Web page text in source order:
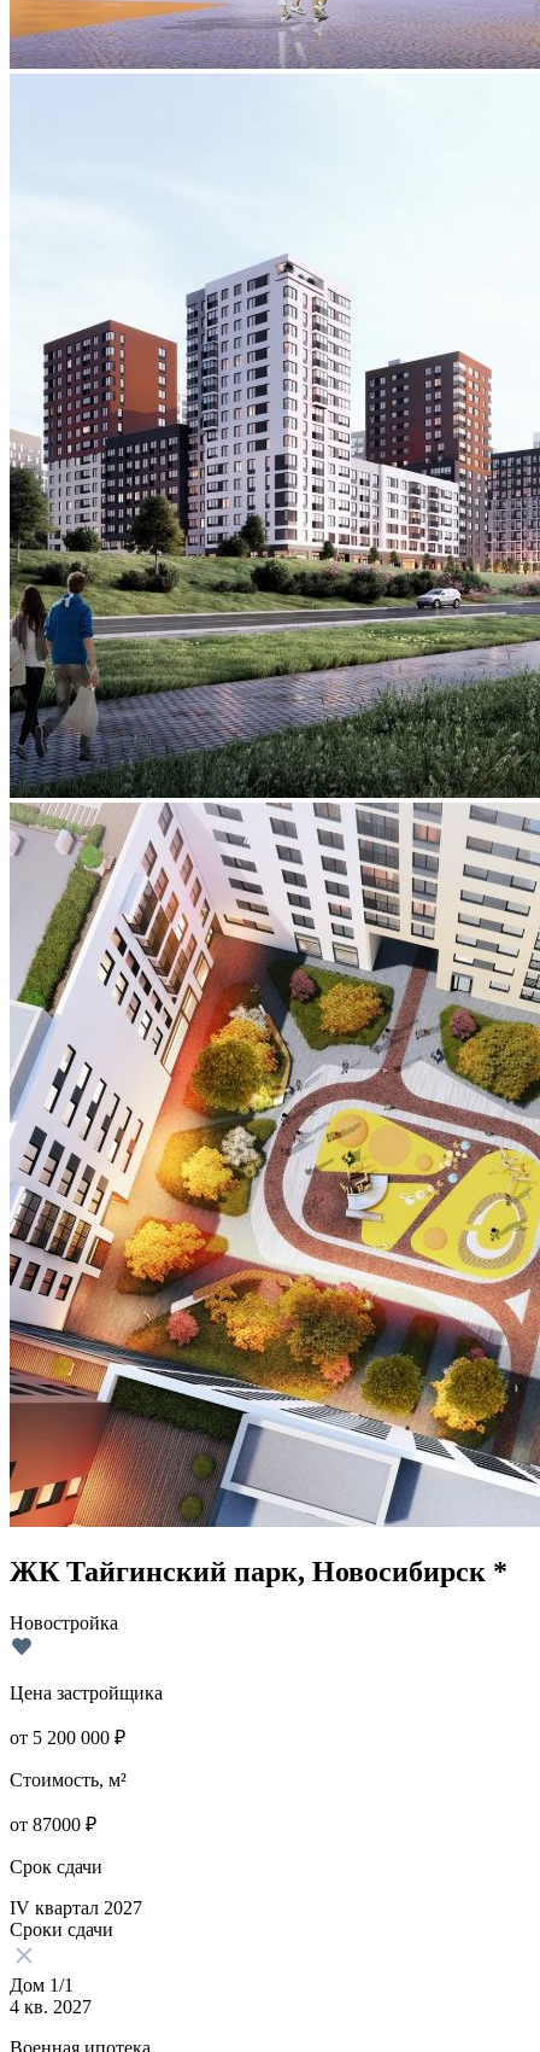
ЖК Тайгинский парк, Новосибирск *
Новостройка
Цена застройщика
от 5 200 000 ₽
Стоимость, м²
от 87000 ₽
Срок сдачи
IV квартал 2027
Сроки сдачи
Дом 1/1
4 кв. 2027
Военная ипотека